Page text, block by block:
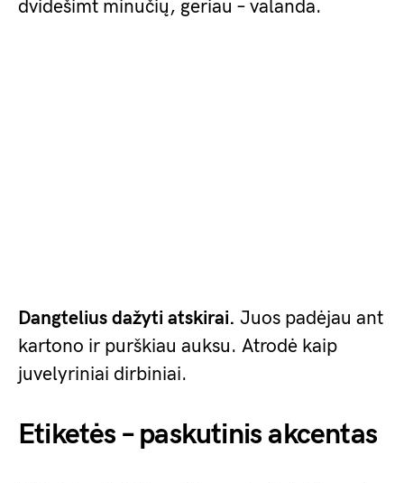
dvidešimt minučių, geriau – valanda.
Dangtelius dažyti atskirai. Juos padėjau ant
kartono ir purškiau auksu. Atrodė kaip
juvelyriniai dirbiniai.
Etiketės – paskutinis akcentas